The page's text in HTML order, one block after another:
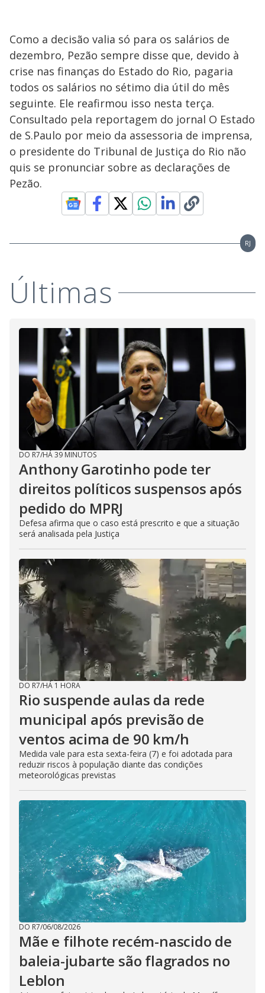
Como a decisão valia só para os salários de
dezembro, Pezão sempre disse que, devido à
crise nas finanças do Estado do Rio, pagaria
todos os salários no sétimo dia útil do mês
seguinte. Ele reafirmou isso nesta terça.
Consultado pela reportagem do jornal O Estado
de S.Paulo por meio da assessoria de imprensa,
o presidente do Tribunal de Justiça do Rio não
quis se pronunciar sobre as declarações de
Pezão.
RJ
Últimas
DO R7/HÁ 39 MINUTOS
Anthony Garotinho pode ter
direitos políticos suspensos após
pedido do MPRJ
Defesa afirma que o caso está prescrito e que a situação
será analisada pela Justiça
DO R7/HÁ 1 HORA
Rio suspende aulas da rede
municipal após previsão de
ventos acima de 90 km/h
Medida vale para esta sexta-feira (7) e foi adotada para
reduzir riscos à população diante das condições
meteorológicas previstas
DO R7/06/08/2026
Mãe e filhote recém-nascido de
baleia-jubarte são flagrados no
Leblon